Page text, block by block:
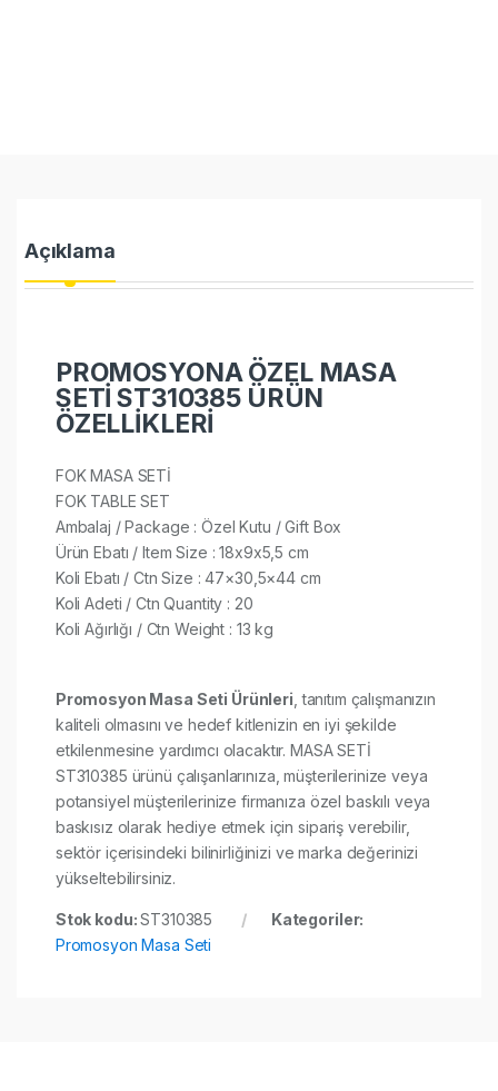
Açıklama
PROMOSYONA ÖZEL MASA
SETİ ST310385 ÜRÜN
ÖZELLİKLERİ
FOK MASA SETİ
FOK TABLE SET
Ambalaj / Package : Özel Kutu / Gift Box
Ürün Ebatı / Item Size : 18x9x5,5 cm
Koli Ebatı / Ctn Size : 47×30,5×44 cm
Koli Adeti / Ctn Quantity : 20
Koli Ağırlığı / Ctn Weight : 13 kg
Promosyon Masa Seti Ürünleri , tanıtım çalışmanızın
kaliteli olmasını ve hedef kitlenizin en iyi şekilde
etkilenmesine yardımcı olacaktır. MASA SETİ
ST310385 ürünü çalışanlarınıza, müşterilerinize veya
potansiyel müşterilerinize firmanıza özel baskılı veya
baskısız olarak hediye etmek için sipariş verebilir,
sektör içerisindeki bilinirliğinizi ve marka değerinizi
yükseltebilirsiniz.
Stok kodu:ST310385
Kategoriler:
Promosyon Masa Seti